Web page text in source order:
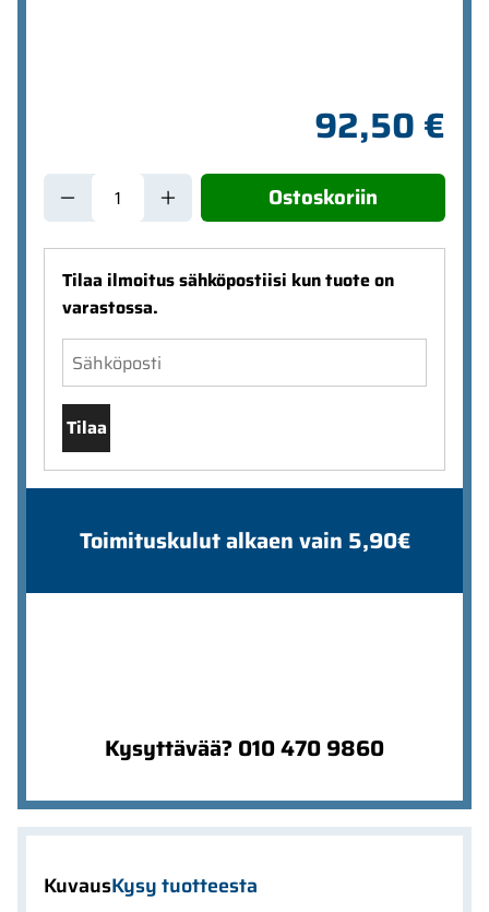
92,50 €
Ostoskoriin
Tilaa ilmoitus sähköpostiisi kun tuote on
varastossa.
Tilaa
Toimituskulut alkaen vain 5,90€
Kysyttävää? 010 470 9860
KuvausKysy tuotteesta